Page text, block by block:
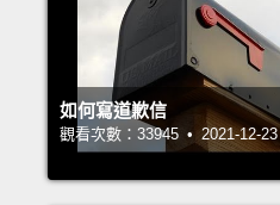
如何寫道歉信
觀看次數：33945 • 2021-12-23